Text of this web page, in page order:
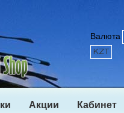
Валюта
KZT
Акции Кабинет